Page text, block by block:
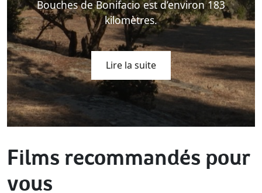
Bouches de Bonifacio est d’environ 183
kilomètres.
Lire la suite
Films recommandés pour
vous